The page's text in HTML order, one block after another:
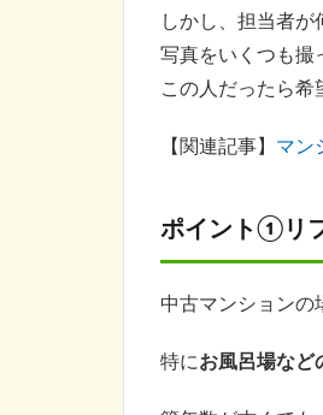
しかし、担当者
写真をいくつも撮
この人だったら希
【関連記事】 マン
ポイント①リ
中古マンションの
特にお風呂場など